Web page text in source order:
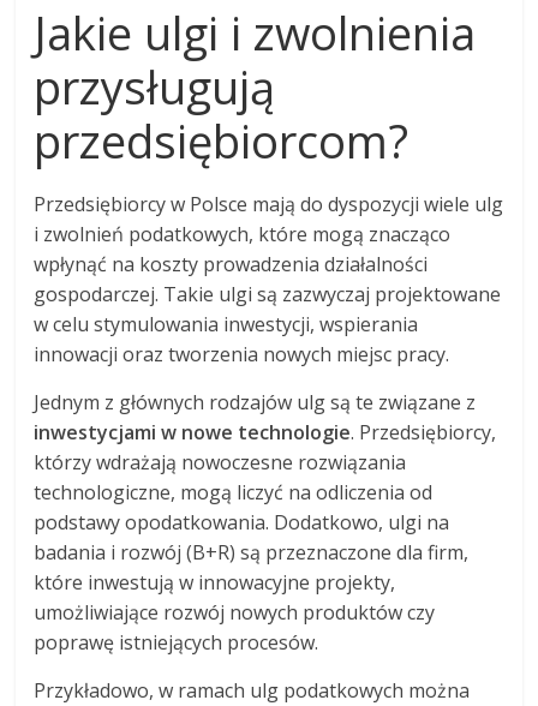
Jakie ulgi i zwolnienia
przysługują
przedsiębiorcom?
Przedsiębiorcy w Polsce mają do dyspozycji wiele ulg
i zwolnień podatkowych, które mogą znacząco
wpłynąć na koszty prowadzenia działalności
gospodarczej. Takie ulgi są zazwyczaj projektowane
w celu stymulowania inwestycji, wspierania
innowacji oraz tworzenia nowych miejsc pracy.
Jednym z głównych rodzajów ulg są te związane z
inwestycjami w nowe technologie. Przedsiębiorcy,
którzy wdrażają nowoczesne rozwiązania
technologiczne, mogą liczyć na odliczenia od
podstawy opodatkowania. Dodatkowo, ulgi na
badania i rozwój (B+R) są przeznaczone dla firm,
które inwestują w innowacyjne projekty,
umożliwiające rozwój nowych produktów czy
poprawę istniejących procesów.
Przykładowo, w ramach ulg podatkowych można